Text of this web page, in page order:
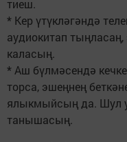
тиеш.
* Кер үтүкләгәндә
аудиокитап
каласың.
* Аш бүлмәсендә
торса, эшеңнең
ялыкмыйсың да. Шул
танышасың.